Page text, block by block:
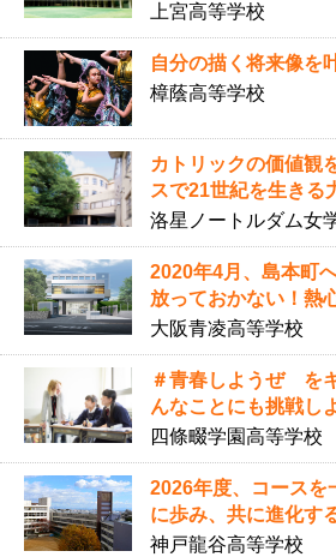
上宮高等学校
自分の描く将来像を
樟蔭高等学校
カトリックの価値観
スで21世紀を生きる
洛星ノートルダム女
2020年4月、島本町
放っておかない！熱
大阪青凌高等学校
＃青春しようぜ を
んなことにも挑戦し
四條畷学園高等学校
2026年度、コースを
に歩み、共に進化す
神戸龍谷高等学校